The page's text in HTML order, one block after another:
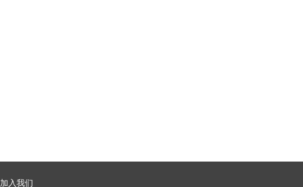
加入我们